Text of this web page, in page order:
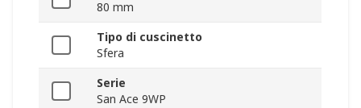
80 mm
Tipo di cuscinetto
Sfera
Serie
San Ace 9WP